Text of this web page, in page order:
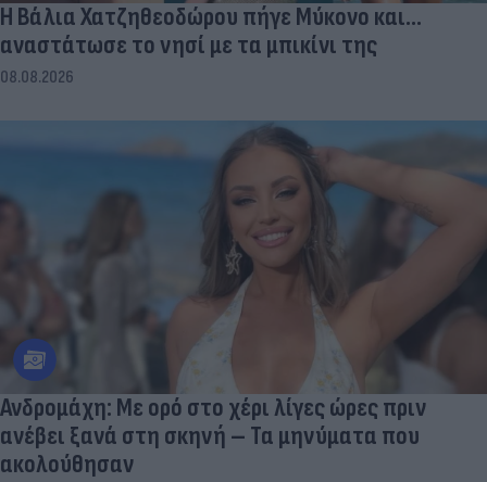
Η Βάλια Χατζηθεοδώρου πήγε Μύκονο και...
αναστάτωσε το νησί με τα μπικίνι της
08.08.2026
Ανδρομάχη: Με ορό στο χέρι λίγες ώρες πριν
ανέβει ξανά στη σκηνή – Τα μηνύματα που
ακολούθησαν